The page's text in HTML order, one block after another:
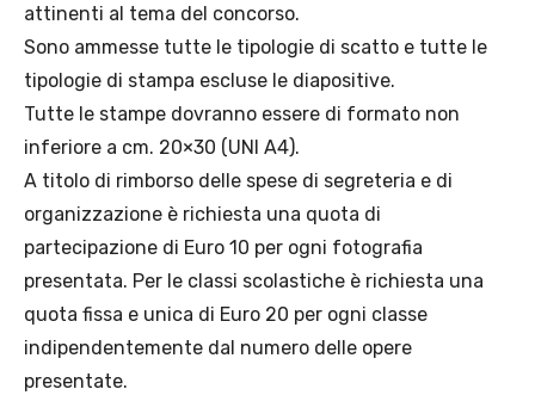
attinenti al tema del concorso.
Sono ammesse tutte le tipologie di scatto e tutte le
tipologie di stampa escluse le diapositive.
Tutte le stampe dovranno essere di formato non
inferiore a cm. 20×30 (UNI A4).
A titolo di rimborso delle spese di segreteria e di
organizzazione è richiesta una quota di
partecipazione di Euro 10 per ogni fotografia
presentata. Per le classi scolastiche è richiesta una
quota fissa e unica di Euro 20 per ogni classe
indipendentemente dal numero delle opere
presentate.